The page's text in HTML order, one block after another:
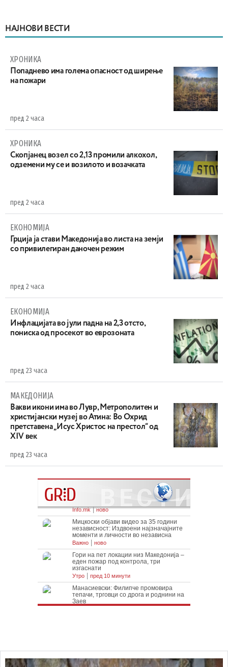
НАЈНОВИ ВЕСТИ
ХРОНИКА
Попаднево има голема опасност од ширење
на пожари
пред 2 часа
ХРОНИКА
Скопјанец возел со 2,13 промили алкохол,
одземени му се и возилото и возачката
пред 2 часа
ЕКОНОМИЈА
Грција ја стави Македонија во листа на земји
со привилегиран даночен режим
пред 2 часа
ЕКОНОМИЈА
Инфлацијата во јули падна на 2,3 отсто,
пониска од просекот во еврозоната
пред 23 часа
МАКЕДОНИЈА
Вакви икони има во Лувр, Метрополитен и
христијански музеј во Атина: Во Охрид
претставена „Исус Христос на престол“ од
XIV век
пред 23 часа